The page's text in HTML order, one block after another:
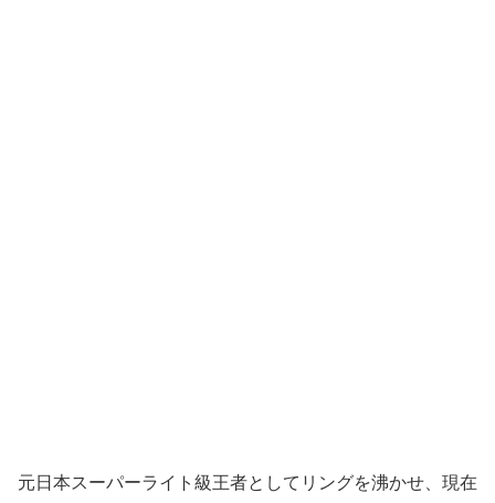
元日本スーパーライト級王者としてリングを沸かせ、現在